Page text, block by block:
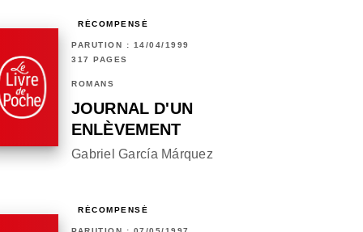
RÉCOMPENSÉ
PARUTION : 14/04/1999
317 PAGES
ROMANS
JOURNAL D'UN
ENLÈVEMENT
Gabriel García Márquez
RÉCOMPENSÉ